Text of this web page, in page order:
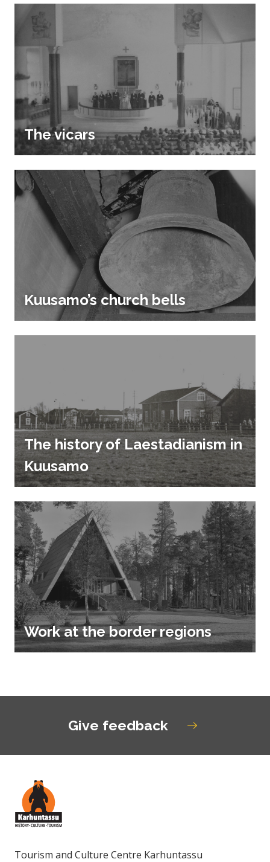
The vicars
Kuusamo’s church bells
The history of Laestadianism in
Kuusamo
Work at the border regions
Give feedback
Tourism and Culture Centre Karhuntassu